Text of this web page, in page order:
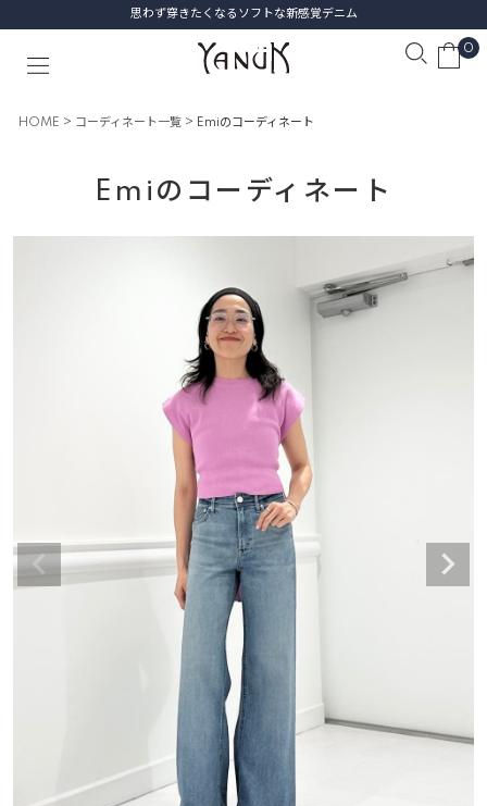
思わず穿きたくなるソフトな新感覚デニム
0
HOME コーディネート一覧 Emiのコーディネート
Emiのコーディネート